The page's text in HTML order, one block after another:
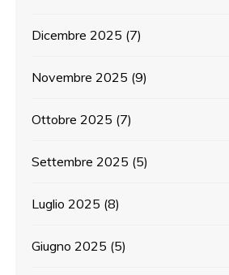
Dicembre 2025 (7)
Novembre 2025 (9)
Ottobre 2025 (7)
Settembre 2025 (5)
Luglio 2025 (8)
Giugno 2025 (5)